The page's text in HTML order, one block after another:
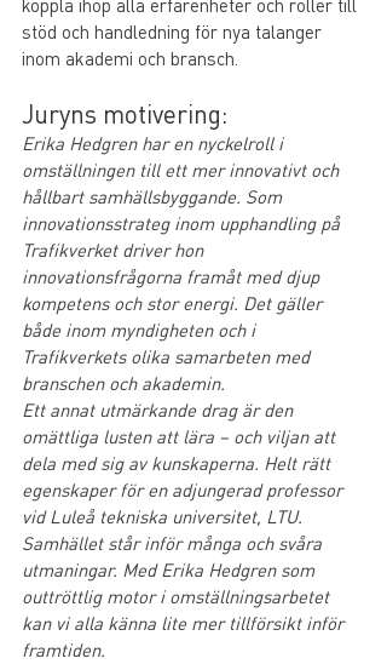
koppla ihop alla erfarenheter och roller till
stöd och handledning för nya talanger
inom akademi och bransch.
Juryns motivering:
Erika Hedgren har en nyckelroll i
omställningen till ett mer innovativt och
hållbart samhällsbyggande. Som
innovationsstrateg inom upphandling på
Trafikverket driver hon
innovationsfrågorna framåt med djup
kompetens och stor energi. Det gäller
både inom myndigheten och i
Trafikverkets olika samarbeten med
branschen och akademin.
Ett annat utmärkande drag är den
omättliga lusten att lära – och viljan att
dela med sig av kunskaperna. Helt rätt
egenskaper för en adjungerad professor
vid Luleå tekniska universitet, LTU.
Samhället står inför många och svåra
utmaningar. Med Erika Hedgren som
outtröttlig motor i omställningsarbetet
kan vi alla känna lite mer tillförsikt inför
framtiden.